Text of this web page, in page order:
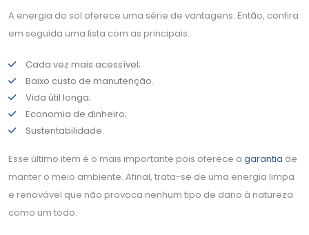
A energia do sol oferece uma série de vantagens. Então, confira
em seguida uma lista com as principais:
Cada vez mais acessível;
Baixo custo de manutenção.
Vida útil longa;
Economia de dinheiro;
Sustentabilidade.
Esse último item é o mais importante pois oferece a garantia de
manter o meio ambiente. Afinal, trata-se de uma energia limpa
e renovável que não provoca nenhum tipo de dano à natureza
como um todo.